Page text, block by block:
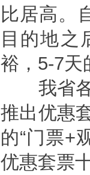
比居高。
目的地之
裕，5-7天
我省各
推出优惠
的“门票+
优惠套票